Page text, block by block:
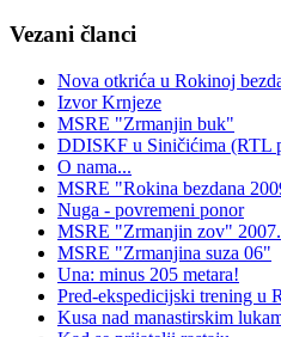
Vezani članci
Nova otkrića u Rokinoj
Izvor Krnjeze
MSRE "Zrmanjin buk"
DDISKF u Siničićima (RTL
O nama...
MSRE "Rokina bezdana
Nuga - povremeni ponor
MSRE "Zrmanjin zov" 2007.
MSRE "Zrmanjina suza 06"
Una: minus 205 metara!
Pred-ekspedicijski trening u
Kusa nad manastirskim